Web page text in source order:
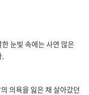
눈빛 속에는 사연 많은
의욕을 잃은 채 살아갔던